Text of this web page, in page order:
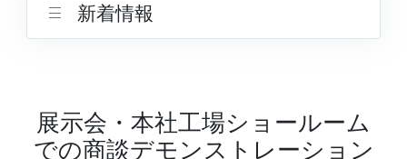
展示会・本社工場ショールーム
での商談デモンストレーション
新着情報